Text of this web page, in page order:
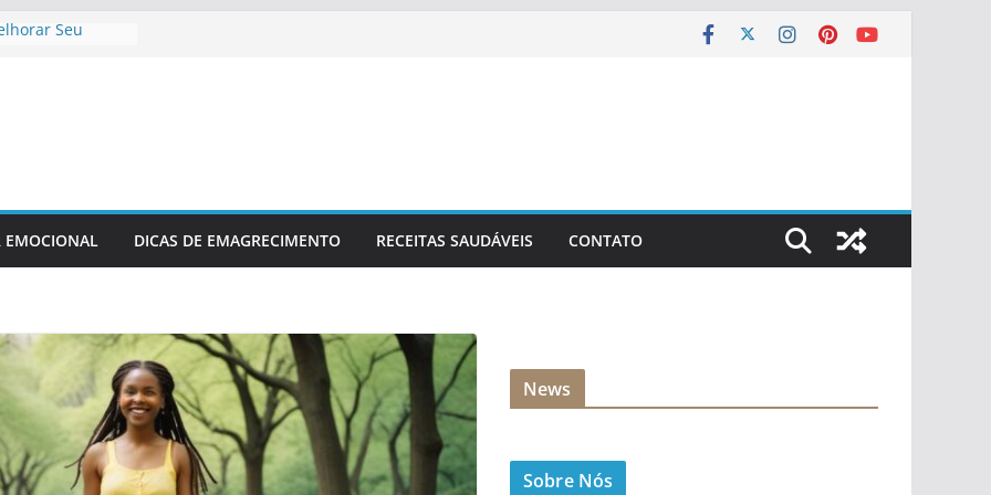
Seu
Pós-
Ideal Antes
Para
EMOCIONAL DICAS DE EMAGRECIMENTO RECEITAS SAUDÁVEIS CONTATO
News
Sobre Nós